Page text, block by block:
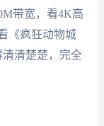
带宽，看4K高
《疯狂动物城
清楚楚，完全